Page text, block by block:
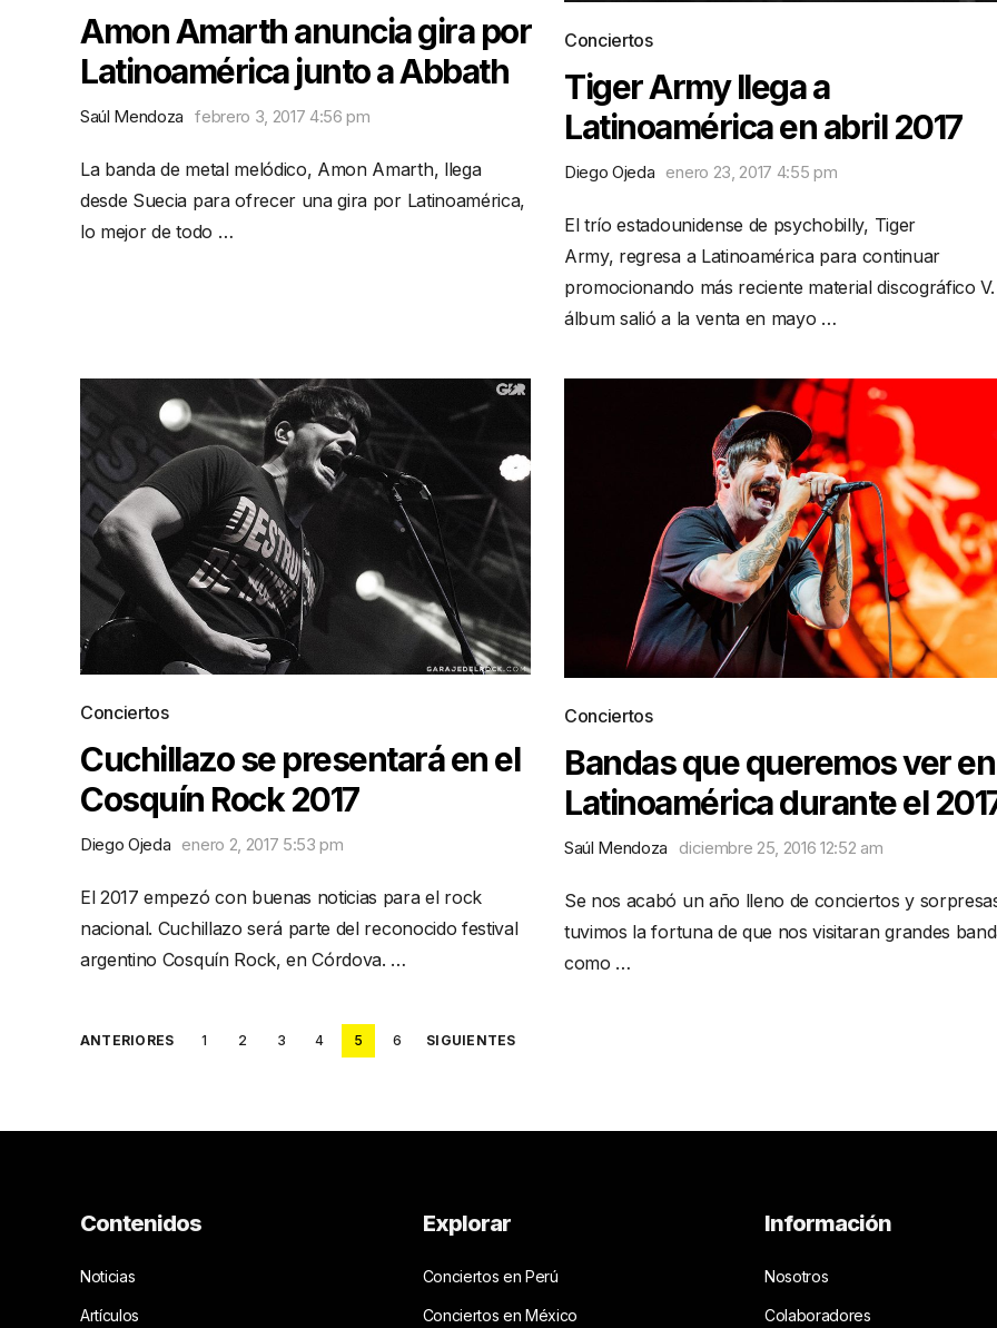
Amon Amarth anuncia gira por
Latinoamérica junto a Abbath
Saúl Mendoza febrero 3, 2017 4:56 pm
La banda de metal melódico, Amon Amarth, llega
desde Suecia para ofrecer una gira por Latinoamérica,
lo mejor de todo …
Conciertos
Tiger Army llega a
Latinoamérica en abril 2017
Diego Ojeda enero 23, 2017 4:55 pm
El trío estadounidense de psychobilly, Tiger
Army, regresa a Latinoamérica para continuar
promocionando más reciente material discográfico
álbum salió a la venta en mayo …
Conciertos
Cuchillazo se presentará en el
Cosquín Rock 2017
Diego Ojeda enero 2, 2017 5:53 pm
El 2017 empezó con buenas noticias para el rock
nacional. Cuchillazo será parte del reconocido festival
argentino Cosquín Rock, en Córdova. …
Conciertos
Bandas que queremos ver en
Latinoamérica durante el
Saúl Mendoza diciembre 25, 2016 12:52 am
Se nos acabó un año lleno de conciertos y
tuvimos la fortuna de que nos visitaran grandes
como …
Posts
ANTERIORES 1 2 3 4 5 6 SIGUIENTES
Contenidos
Noticias
Artículos
Explorar
Conciertos en Perú
Conciertos en México
Información
Nosotros
Colaboradores